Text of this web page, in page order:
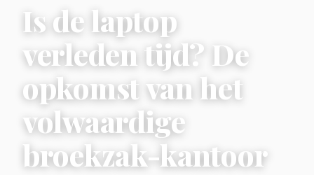
Is de laptop
verleden tijd? De
opkomst van het
volwaardige
broekzak-kantoor